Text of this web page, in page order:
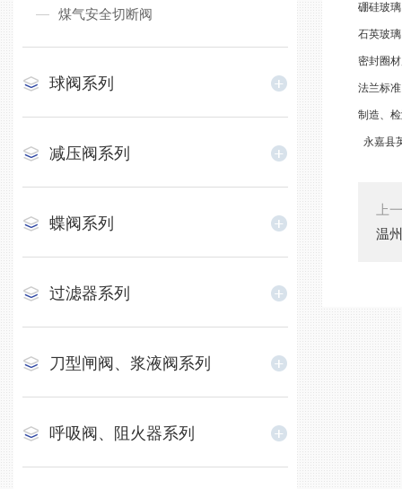
煤气安全切断阀
球阀系列
减压阀系列
蝶阀系列
过滤器系列
刀型闸阀、浆液阀系列
呼吸阀、阻火器系列
硼硅玻璃
石英玻璃
密封圈
法兰标
制造、
永嘉县
上
温